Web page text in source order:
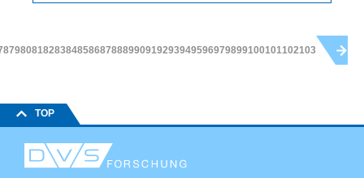
798081828384858687888990919293949596979899100101102103
TOP